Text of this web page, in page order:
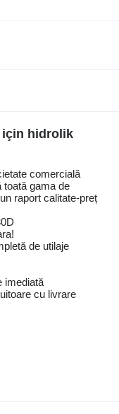
hidrolik
comercială
toată gama de
raport calitate-preț
de utilaje
imediată
cu livrare